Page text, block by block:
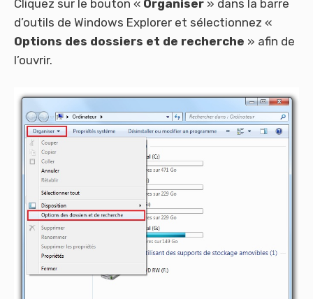
Cliquez sur le bouton « Organiser » dans la barre
d’outils de Windows Explorer et sélectionnez «
Options des dossiers et de recherche » afin de
l’ouvrir.